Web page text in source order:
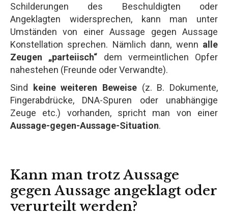
Schilderungen des Beschuldigten oder
Angeklagten widersprechen, kann man unter
Umständen von einer Aussage gegen Aussage
Konstellation sprechen. Nämlich dann, wenn alle
Zeugen „parteiisch“ dem vermeintlichen Opfer
nahestehen (Freunde oder Verwandte).
Sind keine weiteren Beweise (z. B. Dokumente,
Fingerabdrücke, DNA-Spuren oder unabhängige
Zeuge etc.) vorhanden, spricht man von einer
Aussage-gegen-Aussage-Situation.
Kann man trotz Aussage
gegen Aussage angeklagt oder
verurteilt werden?